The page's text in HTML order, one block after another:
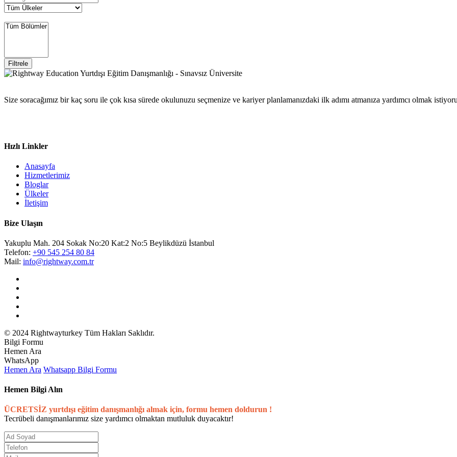
Filtrele
Size soracağımız bir kaç soru ile çok kısa sürede okulunuzu seçmenize ve kariyer planlamanızdaki ilk adımı atmanıza yardımcı olmak
Hızlı Linkler
Anasayfa
Hizmetlerimiz
Bloglar
Ülkeler
İletişim
Bize Ulaşın
Yakuplu Mah. 204 Sokak No:20 Kat:2 No:5 Beylikdüzü İstanbul
Telefon: +90 545 254 80 84
Mail: info@rightway.com.tr
© 2024 Rightwayturkey Tüm Hakları Saklıdır.
Bilgi Formu
Hemen Ara
WhatsApp
Hemen Ara Whatsapp Bilgi Formu
Hemen Bilgi Alın
ÜCRETSİZ yurtdışı eğitim danışmanlığı almak için, formu hemen doldurun !
Tecrübeli danışmanlarımız size yardımcı olmaktan mutluluk duyacaktır!